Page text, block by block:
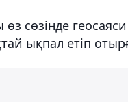
сөзінде
ықпал етіп